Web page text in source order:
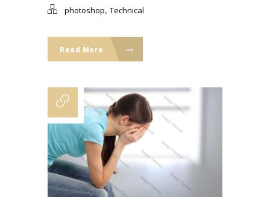
photoshop, Technical
Read More